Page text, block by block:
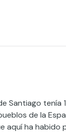
Santiago tenía
de la
aquí ha